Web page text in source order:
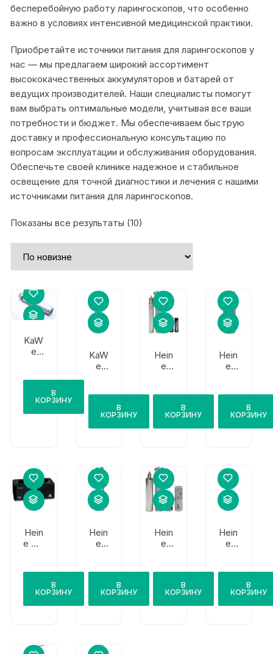
бесперебойную работу ларингоскопов, что особенно
важно в условиях интенсивной медицинской практики.
Приобретайте источники питания для ларингоскопов у
нас — мы предлагаем широкий ассортимент
высококачественных аккумуляторов и батарей от
ведущих производителей. Наши специалисты помогут
вам выбрать оптимальные модели, учитывая все ваши
потребности и бюджет. Мы обеспечиваем быструю
доставку и профессиональную консультацию по
вопросам эксплуатации и обслуживания оборудования.
Обеспечьте своей клинике надежное и стабильное
освещение для точной диагностики и лечения с нашими
источниками питания для ларингоскопов.
Показаны все результаты (10)
KaW
e
роо
птич
еска
В
КОРЗИНУ
KaW
e
лам
почн
ого
копа
(2,5
В,
сре
дняя
В
КОРЗИНУ
Hein
e
В
КОРЗИНУ
Hein
e
В
КОРЗИНУ
Hein
e NT
В
КОРЗИНУ
Hein
e
В
КОРЗИНУ
Hein
e
В
В
КОРЗИНУ
Hein
e
LED
В
КОРЗИНУ